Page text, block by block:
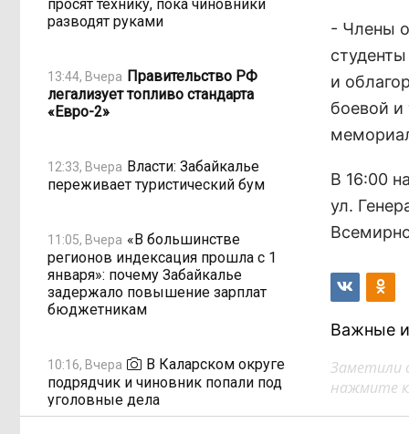
просят технику, пока чиновники
разводят руками
13:44, Вчера Правительство РФ
легализует топливо стандарта
«Евро-2»
12:33, Вчера Власти: Забайкалье
переживает туристический бум
11:05, Вчера «В большинстве
регионов индексация прошла с 1
января»: почему Забайкалье
задержало повышение зарплат
бюджетникам
10:16, Вчера
В Каларском округе
подрядчик и чиновник попали под
уголовные дела
- Члены
и
боевой и
В 16:00
ул.
Важные
Заметили
нажмите